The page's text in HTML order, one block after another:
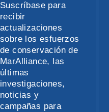
Suscríbase para
recibir
actualizaciones
sobre los esfuerzos
de conservación de
MarAlliance, las
últimas
investigaciones,
noticias y
campañas para